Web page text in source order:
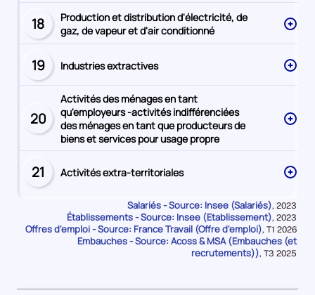
Secteur
numéro
18
Production et distribution d'électricité, de
gaz, de vapeur et d'air conditionné
Secteur
numéro
19 Industries extractives
Secteur
numéro
20
Activités des ménages en tant
qu'employeurs -activités indifférenciées
des ménages en tant que producteurs de
biens et services pour usage propre
Secteur
numéro
21 Activités extra-territoriales
Salariés - Source: Insee (Salariés), Données
pour
la
période
2023
Établissements - Source: Insee (Etablissement), Données
pour
la
période
2023
Offres d'emploi - Source: France Travail (Offre d'emploi), Données
pour
la
T1 2026
Embauches - Source: Acoss & MSA (Embauches (et
recrutements)), Données
T3 2025